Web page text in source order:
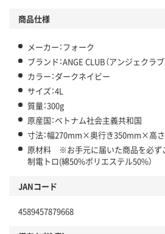
商品仕様
メーカー：フォーク
ブランド：ANGE CLUB（アンジェクラブ
カラー：ダークネイビー
サイズ：4L
質量：300g
原産国：ベトナム社会主義共和国
寸法：幅270mm×奥行き350mm×高
原材料 ※お手元に届いた商品を必ず
制電トロ(綿50%ポリエステル50%）
JANコード
4589457879668